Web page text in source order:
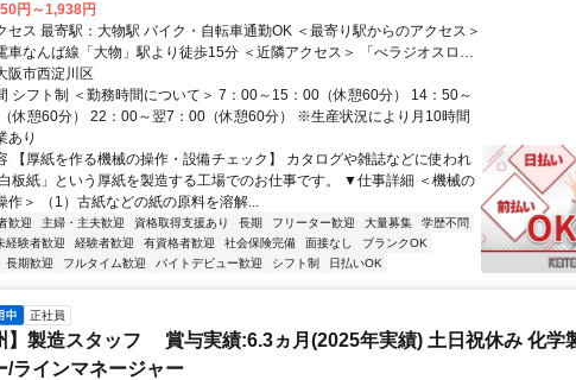
円～1,938円
物駅 バイク・自転車通勤OK ＜最寄り駅からのアクセス＞
車なんば線「大物」駅より徒歩15分 ＜近隣アクセス＞ 「べラジオスロッ
43」より徒歩2分
阪市西淀川区
シフト制 ＜勤務時間について＞ 7：00～15：00（休憩60分） 14：50～
休憩60分） 22：00～翌7：00（休憩60分） ※生産状況により月10時間
あり
【厚紙を作る機械の操作・設備チェック】 カタログや雑誌などに使われ
板紙」という厚紙を製造する工場でのお仕事です。 ▼仕事詳細 ＜機械の
作＞ （1）古紙などの紙の原料を溶解...
歓迎 主婦・主夫歓迎 資格取得支援あり 長期 フリーター歓迎 大量募集
学歴不問
経験者歓迎 経験者歓迎 有資格者歓迎 社会保険完備 面接なし
ブランクOK
長期歓迎 フルタイム歓迎 バイトデビュー歓迎 シフト制 日払いOK
正社員
】製造スタッフ 賞与実績:6.3ヵ月(2025年実績) 土日祝休み 化学
/ラインマネージャー